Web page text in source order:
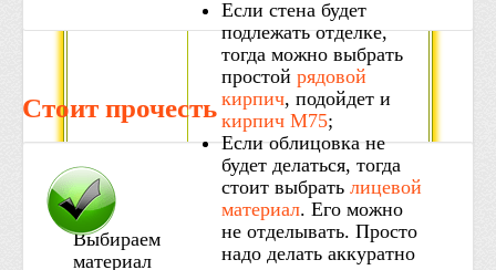
Выбираем
материал
Если стена будет
подлежать отделке,
тогда можно выбрать
простой рядовой
кирпич, подойдет и
кирпич М75;
Если облицовка не
будет делаться, тогда
стоит выбрать лицевой
материал. Его можно
не отделывать. Просто
надо делать аккуратно
Стоит прочесть